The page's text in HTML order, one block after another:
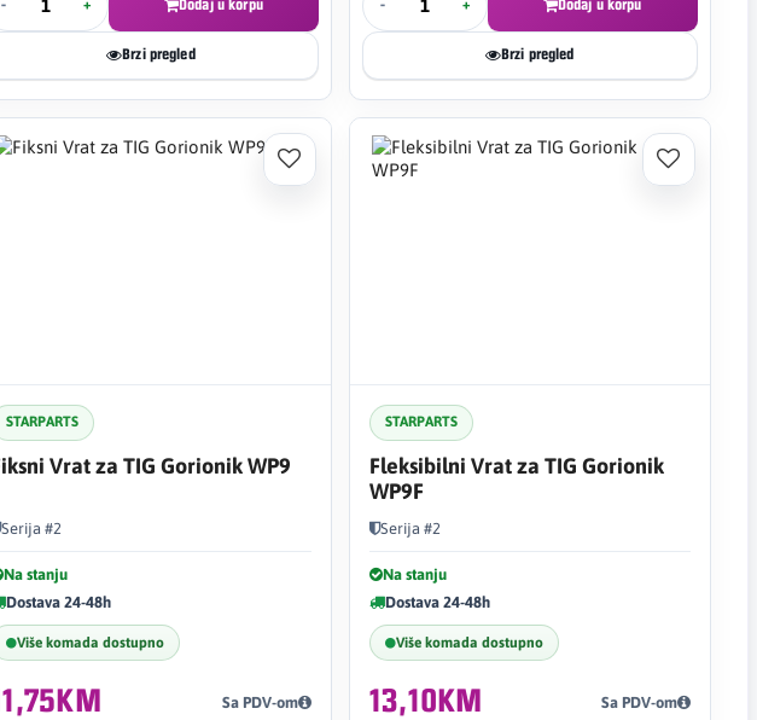
- + Dodaj u korpu
Brzi pregled
- + Dodaj u korpu
Brzi pregled
STARPARTS
Vrat za TIG Gorionik WP9
Serija #2
Na stanju
Dostava 24-48h
Više komada dostupno
Sa PDV-om
STARPARTS
Fleksibilni Vrat za TIG Gorionik
WP9F
Serija #2
Na stanju
Dostava 24-48h
Više komada dostupno
13,10KM Sa PDV-om